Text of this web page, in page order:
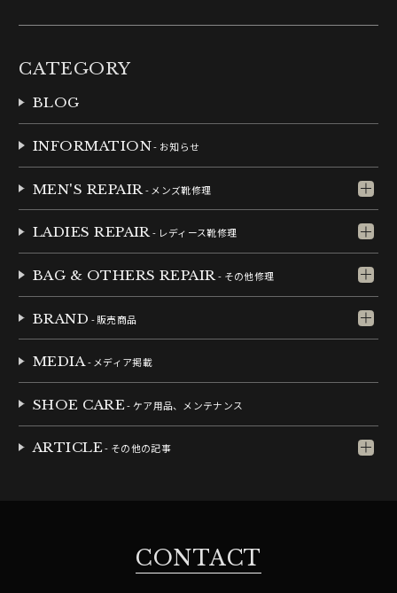
CATEGORY
BLOG
INFORMATION- お知らせ
MEN'S REPAIR - メンズ靴修理
LADIES REPAIR- レディース靴修理
BAG & OTHERS REPAIR- その他修理
BRAND - 販売商品
MEDIA- メディア掲載
SHOE CARE- ケア用品、メンテナンス
ARTICLE- その他の記事
CONTACT